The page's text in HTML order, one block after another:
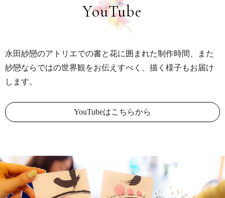
YouTube
永田紗戀のアトリエでの書と花に囲まれた制作時間、
また
紗戀ならではの世界観をお伝えすべく、描く様子もお届け
します。
YouTubeはこちらから